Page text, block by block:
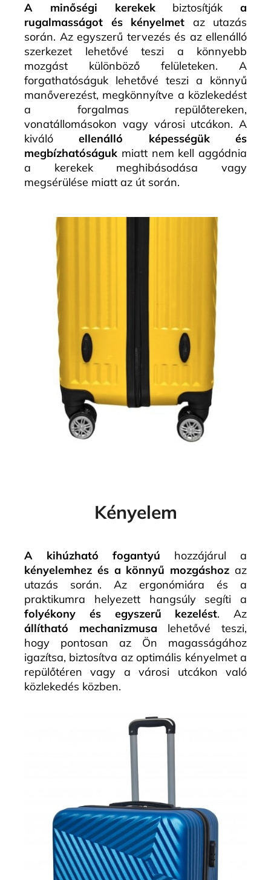
A minőségi kerekekbiztosítják a
rugalmasságot és kényelmet az utazás
során. Az egyszerű tervezés és az ellenálló
szerkezet lehetővé teszi a könnyebb
mozgást különböző felületeken. A
forgathatóságuk lehetővé teszi a könnyű
manőverezést, megkönnyítve a közlekedést
a forgalmas repülőtereken,
vonatállomásokon vagy városi utcákon. A
kiválóellenálló képességük és
megbízhatóságuk miatt nem kell aggódnia
a kerekek meghibásodása vagy
megsérülése miatt az út során.
Kényelem
A kihúzható fogantyú hozzájárul a
kényelemhez és a könnyű mozgáshoz az
utazás során. Az ergonómiára és a
praktikumra helyezett hangsúly segíti a
folyékony és egyszerű kezelést. Az
állítható mechanizmusa lehetővé teszi,
hogy pontosan az Ön magasságához
igazítsa, biztosítva az optimális kényelmet a
repülőtéren vagy a városi utcákon való
közlekedés közben.